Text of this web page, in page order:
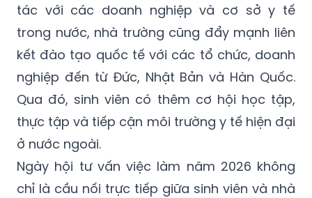
tác với các doanh nghiệp và cơ sở y tế
trong nước, nhà trường cũng đẩy mạnh liên
kết đào tạo quốc tế với các tổ chức, doanh
nghiệp đến từ Đức, Nhật Bản và Hàn Quốc.
Qua đó, sinh viên có thêm cơ hội học tập,
thực tập và tiếp cận môi trường y tế hiện đại
ở nước ngoài.
Ngày hội tư vấn việc làm năm 2026 không
chỉ là cầu nối trực tiếp giữa sinh viên và nhà